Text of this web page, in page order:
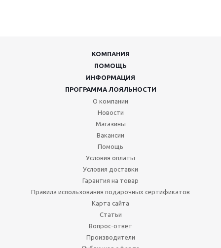
КОМПАНИЯ
ПОМОЩЬ
ИНФОРМАЦИЯ
ПРОГРАММА ЛОЯЛЬНОСТИ
О компании
Новости
Магазины
Вакансии
Помощь
Условия оплаты
Условия доставки
Гарантия на товар
Правила использования подарочных сертификатов
Карта сайта
Статьи
Вопрос-ответ
Производители